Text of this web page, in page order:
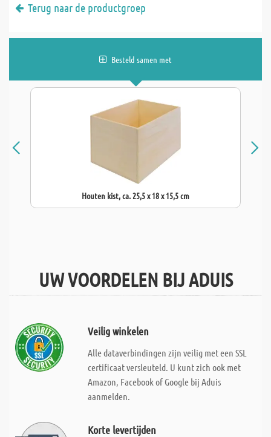
Terug naar de productgroep
Besteld samen met
Houten kist, ca. 25,5 x 18 x 15,5 cm
UW VOORDELEN BIJ ADUIS
Veilig winkelen
Alle dataverbindingen zijn veilig met een SSL
certificaat versleuteld. U kunt zich ook met
Amazon, Facebook of Google bij Aduis
aanmelden.
Korte levertijden